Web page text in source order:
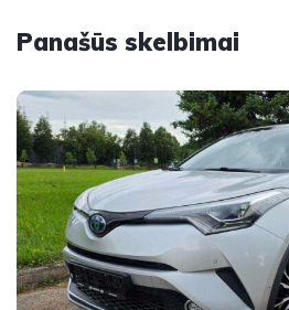
Panašūs skelbimai